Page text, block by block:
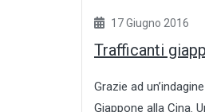
17 Giugno 2016
Trafficanti
Grazie ad
Giappone alla Cina.